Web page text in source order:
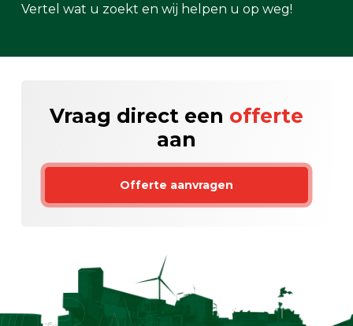
Vertel wat u zoekt en wij helpen u op weg!
Vraag direct een offerte
aan
Offerte aanvragen